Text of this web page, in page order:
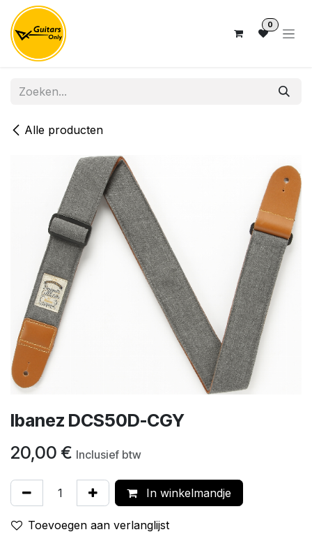
Overslaan naar inhoud
0
Alle producten
Ibanez DCS50D-CGY
20,00 € Inclusief btw
In winkelmandje
Toevoegen aan verlanglijst